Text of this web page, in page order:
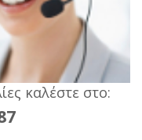
καλέστε στο: